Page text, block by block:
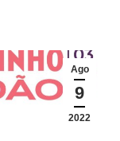
Ago
9
2022